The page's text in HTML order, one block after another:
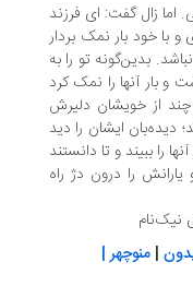
گفت: ای فرزند
بار نمک بردار
تو را به
آنها را نمک کرد
خویشان دلیرش
ایشان را دید
و تا دانستند
درون دژ راه
منوچهر |